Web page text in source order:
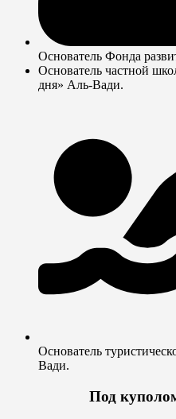
Основатель Фонда
Основатель частной
дня» Аль-Вади.
Основатель
Вади.
Под